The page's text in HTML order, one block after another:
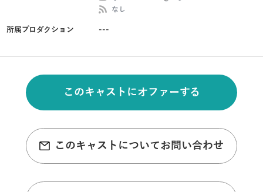
なし
所属プロダクション ---
このキャストにオファーする
このキャストについてお問い合わせ